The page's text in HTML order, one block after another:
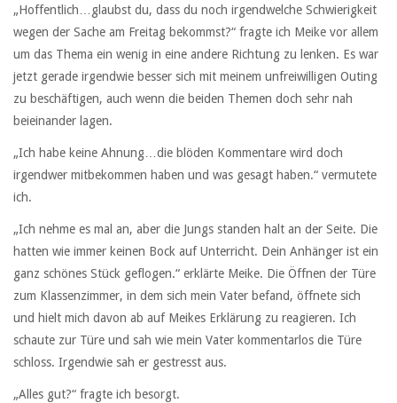
„Hoffentlich…glaubst du, dass du noch irgendwelche Schwierigkeit
wegen der Sache am Freitag bekommst?“ fragte ich Meike vor allem
um das Thema ein wenig in eine andere Richtung zu lenken. Es war
jetzt gerade irgendwie besser sich mit meinem unfreiwilligen Outing
zu beschäftigen, auch wenn die beiden Themen doch sehr nah
beieinander lagen.
„Ich habe keine Ahnung…die blöden Kommentare wird doch
irgendwer mitbekommen haben und was gesagt haben.“ vermutete
ich.
„Ich nehme es mal an, aber die Jungs standen halt an der Seite. Die
hatten wie immer keinen Bock auf Unterricht. Dein Anhänger ist ein
ganz schönes Stück geflogen.“ erklärte Meike. Die Öffnen der Türe
zum Klassenzimmer, in dem sich mein Vater befand, öffnete sich
und hielt mich davon ab auf Meikes Erklärung zu reagieren. Ich
schaute zur Türe und sah wie mein Vater kommentarlos die Türe
schloss. Irgendwie sah er gestresst aus.
„Alles gut?“ fragte ich besorgt.